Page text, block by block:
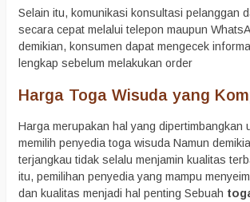
Selain itu, komunikasi konsultasi pelanggan
secara cepat melalui telepon maupun
demikian, konsumen dapat mengecek
lengkap sebelum melakukan order
Harga Toga Wisuda yang
Harga merupakan hal yang dipertimbangkan
memilih penyedia toga wisuda Namun
terjangkau tidak selalu menjamin kualitas
itu, pemilihan penyedia yang mampu
dan kualitas menjadi hal penting Sebuah